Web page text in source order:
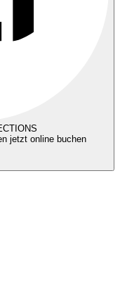
jetzt online buchen